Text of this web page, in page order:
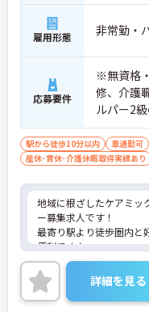
雇用形態 非常勤・
応募要件
※無資格
修、介護
ルパー2
駅から徒歩10分以内 車通勤可
産休･育休･介護休暇取得実績あり
地域に根ざしたケアミッ
ー募集求人です！
最寄り駅より徒歩圏内と
便利です♪
また、育児休暇制度や利
子様のいらっしゃる方で
ご興味ある方には、面接
細をお話致しますのでお
詳細を見る